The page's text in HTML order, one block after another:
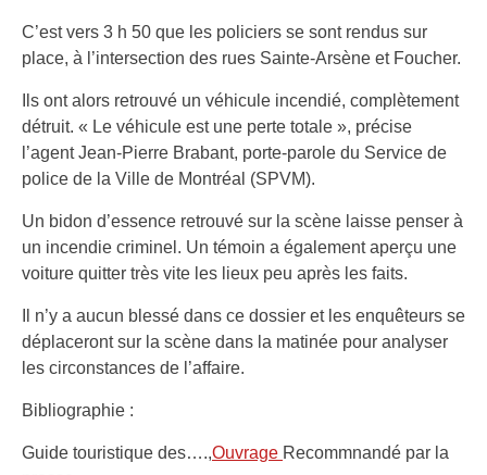
C’est vers 3 h 50 que les policiers se sont rendus sur
place, à l’intersection des rues Sainte-Arsène et Foucher.
Ils ont alors retrouvé un véhicule incendié, complètement
détruit. « Le véhicule est une perte totale », précise
l’agent Jean-Pierre Brabant, porte-parole du Service de
police de la Ville de Montréal (SPVM).
Un bidon d’essence retrouvé sur la scène laisse penser à
un incendie criminel. Un témoin a également aperçu une
voiture quitter très vite les lieux peu après les faits.
Il n’y a aucun blessé dans ce dossier et les enquêteurs se
déplaceront sur la scène dans la matinée pour analyser
les circonstances de l’affaire.
Bibliographie :
Guide touristique des….,Ouvrage Recommnandé par la